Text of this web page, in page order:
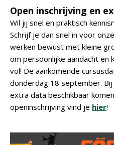
Open inschrijving en
Wil jij snel en praktisch
Schrijf je dan snel in voor
werken bewust met kleine
om persoonlijke aandacht en
vol! De aankomende
donderdag 18 september.
extra data beschikbaar
openinschrijving vind je hier!